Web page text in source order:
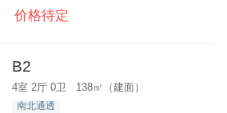
价格待定
B2
4室 2厅 0卫 138㎡（建面）
南北通透